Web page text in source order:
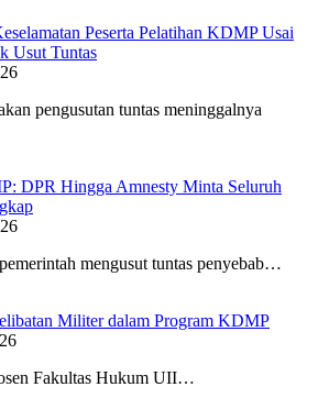
Peserta Pelatihan KDMP Usai
Usut Tuntas
pengusutan tuntas meninggalnya
DPR Hingga Amnesty Minta Seluruh
mengusut tuntas penyebab…
Militer dalam Program KDMP
Fakultas Hukum UII…